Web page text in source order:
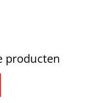
producten